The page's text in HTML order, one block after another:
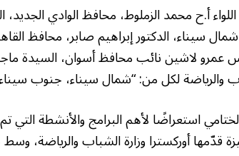
أ.ح محمد الزملوط، محافظ الوادي الجديد،
سيناء، الدكتور إبراهيم صابر، محافظ
عمرو لاشين نائب محافظ أسوان، السيدة
والرياضة لكل من: “شمال سيناء، جنوب
استعراضًا لأهم البرامج والأنشطة التي
قدّمها أوركسترا وزارة الشباب